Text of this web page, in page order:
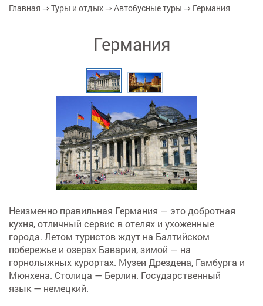
Вы здесь
Главная ⇒ Туры и отдых⇒ Автобусные туры ⇒ Германия
Германия
Неизменно правильная Германия — это добротная
кухня, отличный сервис в отелях и ухоженные
города. Летом туристов ждут на Балтийском
побережье и озерах Баварии, зимой — на
горнолыжных курортах. Музеи Дрездена, Гамбурга и
Мюнхена. Столица — Берлин. Государственный
язык — немецкий.